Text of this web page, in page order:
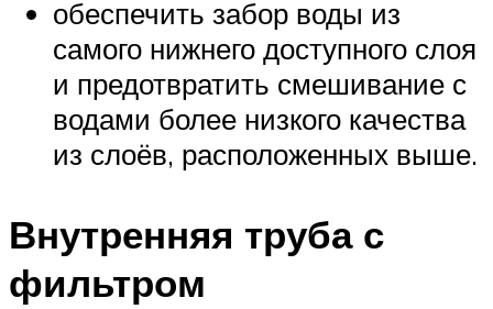
обеспечить забор воды из
самого нижнего доступного слоя
и предотвратить смешивание с
водами более низкого качества
из слоёв, расположенных выше.
Внутренняя труба с
фильтром